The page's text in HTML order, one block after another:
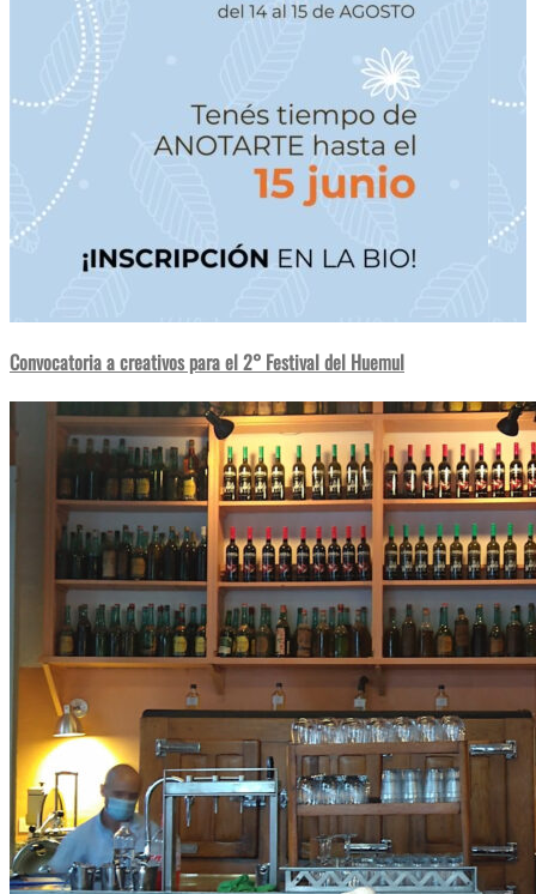
Convocatoria a creativos para el 2° Festival del Huemul